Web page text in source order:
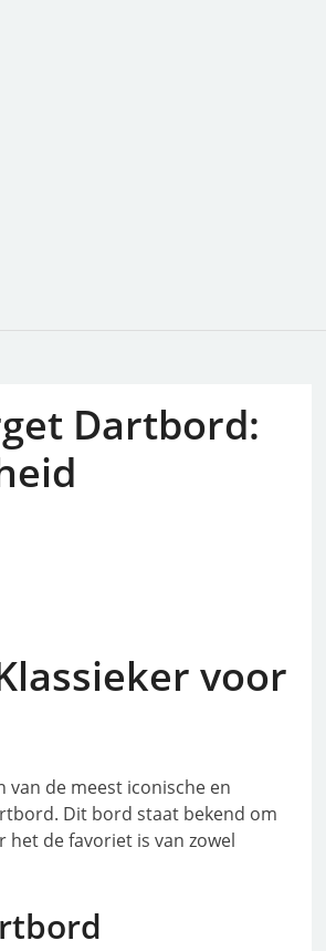
Dartbord:
voor
de meest iconische en
Dit bord staat bekend om
de favoriet is van zowel